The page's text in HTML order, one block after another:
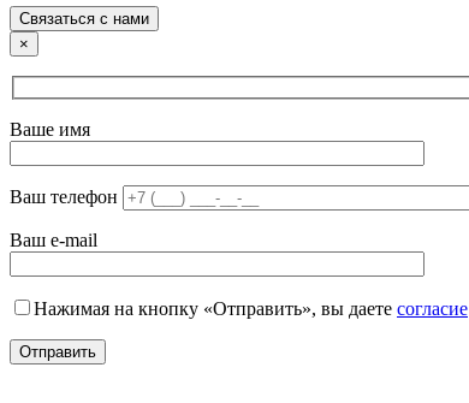
Связаться с нами
×
Ваше имя
Ваш телефон
Ваш e-mail
Нажимая на кнопку «Отправить», вы даете согласие